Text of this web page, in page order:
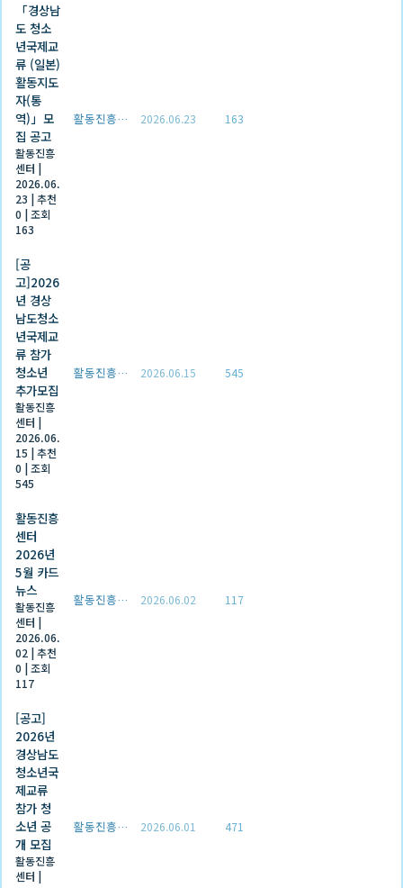
「경상남
도 청소
년국제교
류 (일본)
활동지도
자(통
역)」모
집 공고
활동진흥
센터 |
2026.06.
23 |추천
0 |조회
163
활동진흥센터 2026.06.23 163
[공
고]2026
년 경상
남도청소
년국제교
류 참가
청소년
추가모집
활동진흥
센터 |
2026.06.
15 |추천
0 |조회
545
활동진흥센터 2026.06.15 545
활동진흥
센터
2026년
5월 카드
뉴스
활동진흥
센터 |
2026.06.
02 |추천
0 |조회
117
활동진흥센터 2026.06.02 117
[공고]
2026년
경상남도
청소년국
제교류
참가 청
소년 공
개 모집
활동진흥
센터 |
활동진흥센터 2026.06.01 471